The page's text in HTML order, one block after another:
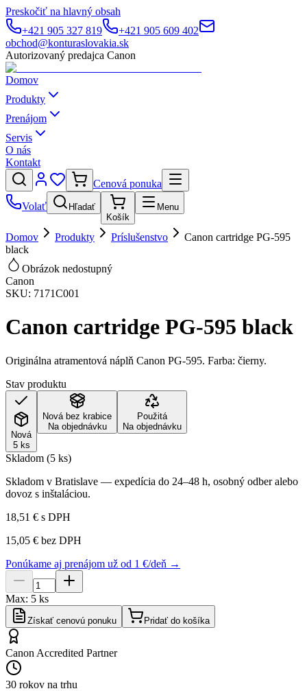
Preskočiť na hlavný obsah
+421 905 327 819
+421 905 609 402
obchod@konturaslovakia.sk
Autorizovaný predajca Canon
Domov
Produkty
Prenájom
Servis
O nás
Kontakt
Cenová ponuka
Volať
Hľadať
Košík
Menu
Domov Produkty Príslušenstvo
Canon cartridge PG-595
black
Obrázok nedostupný
Canon
SKU: 7171C001
Canon cartridge PG-595 black
Originálna atramentová náplň Canon PG-595. Farba: čierny.
Stav produktu
Nová
5 ks
Nová bez krabice
Na objednávku
Použitá
Na objednávku
Skladom (5 ks)
Skladom v Bratislave — expedícia do 24–48 h, osobný odber alebo
dovoz s inštaláciou.
18,51 € s DPH
15,05 € bez DPH
Ponúkame aj prenájom už od 1 €/deň →
Max: 5 ks
Získať cenovú ponuku Pridať do košíka
Canon Accredited Partner
30 rokov na trhu